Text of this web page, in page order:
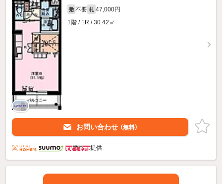
敷 不要 礼 47,000円
1階 / 1R / 30.42㎡
お問い合わせ （無料）
提供